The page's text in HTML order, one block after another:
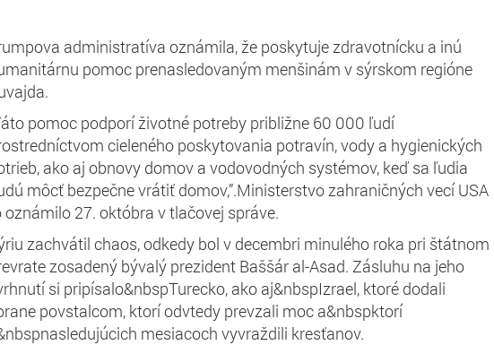
administratíva oznámila, že poskytuje zdravotnícku a inú
pomoc prenasledovaným menšinám v sýrskom regióne
pomoc podporí životné potreby približne 60 000 ľudí
cieleného poskytovania potravín, vody a hygienických
ako aj obnovy domov a vodovodných systémov, keď sa ľudia
môcť bezpečne vrátiť domov,”.Ministerstvo zahraničných vecí USA
oznámilo 27. októbra v tlačovej správe.
zachvátil chaos, odkedy bol v decembri minulého roka pri štátnom
zosadený bývalý prezident Baššár al-Asad. Zásluhu na jeho
si pripísalo&nbspTurecko, ako aj&nbspIzrael, ktoré dodali
povstalcom, ktorí odvtedy prevzali moc a&nbspktorí
mesiacoch vyvraždili kresťanov.